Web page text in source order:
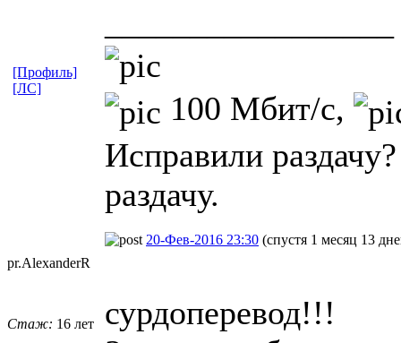
100 Мбит/с,
Исправили
раздачу.
[Профиль]
[ЛС]
pr.Alexander​R
Стаж: 16 лет
20-Фев-2016 23:30 (спустя 1 месяц 13
сурдоперевод!!!